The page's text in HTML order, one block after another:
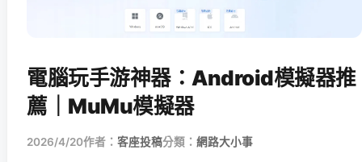
電腦玩手游神器：Android模擬器推
薦｜MuMu模擬器
2026/4/20作者： 客座投稿分類： 網路大小事